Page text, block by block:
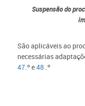
Suspensão do
São aplicáveis ao
necessárias
47.º e48 .º